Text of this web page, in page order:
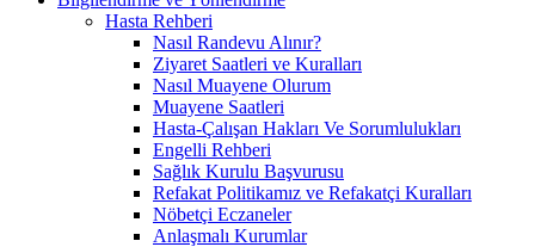
Hasta Rehberi
Nasıl Randevu Alınır?
Ziyaret Saatleri ve Kuralları
Nasıl Muayene Olurum
Muayene Saatleri
Hasta-Çalışan Hakları Ve Sorumlulukları
Engelli Rehberi
Sağlık Kurulu Başvurusu
Refakat Politikamız ve Refakatçi Kuralları
Nöbetçi Eczaneler
Anlaşmalı Kurumlar